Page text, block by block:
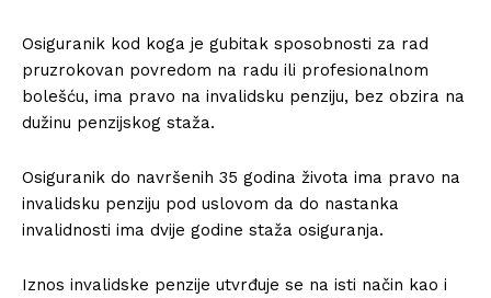
Osiguranik kod koga je gubitak sposobnosti za rad
pruzrokovan povredom na radu ili profesionalnom
bolešću, ima pravo na invalidsku penziju, bez obzira na
dužinu penzijskog staža.
Osiguranik do navršenih 35 godina života ima pravo na
invalidsku penziju pod uslovom da do nastanka
invalidnosti ima dvije godine staža osiguranja.
Iznos invalidske penzije utvrđuje se na isti način kao i